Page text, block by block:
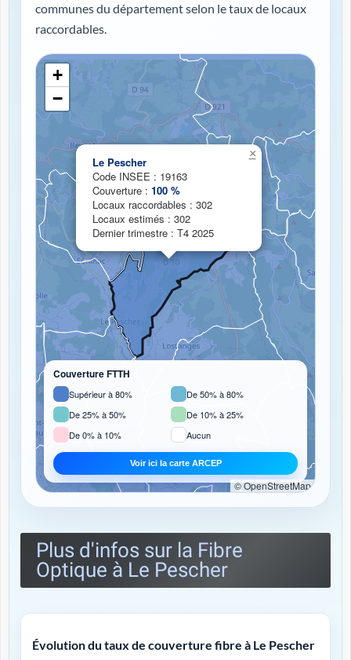
communes du département selon le taux de locaux
raccordables.
Chargement de la carte de couverture fibre...
Le Pescher
Code INSEE : 19163
Couverture : 100 %
Locaux raccordables : 302
Locaux estimés : 302
Dernier trimestre : T4 2025
×
+
−
Couverture FTTH
Supérieur à 80%
De 50% à 80%
De 25% à 50%
De 10% à 25%
De 0% à 10%
Aucun
Voir ici la carte ARCEP
© OpenStreetMap
Plus d'infos sur la Fibre
Optique à Le Pescher
Évolution du taux de couverture fibre à Le Pescher